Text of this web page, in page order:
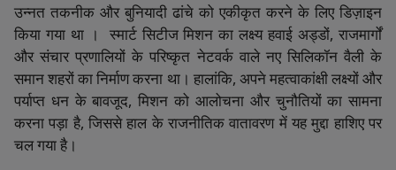
उन्नत तकनीक और बुनियादी ढांचे को एकीकृत करने के लिए डिज़ाइन
किया गया था । स्मार्ट सिटीज मिशन का लक्ष्य हवाई अड्डों,राजमार्गों
और संचार प्रणालियों के परिष्कृत नेटवर्क वाले नए सिलिकॉन वैली के
समानशहरोंकानिर्माणकरना था। हालांकि, अपनेमहत्वाकांक्षीलक्ष्योंऔर
पर्याप्त धन के बावजूद,मिशन को आलोचना और चुनौतियों का सामना
करना पड़ा है,जिससे हाल के राजनीतिक वातावरण में यह मुद्दा हाशिए पर
चलगयाहै।